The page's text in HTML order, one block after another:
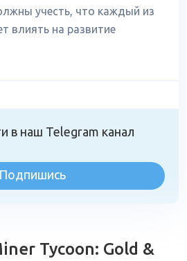
учесть, что каждый из
влиять на развитие
в наш Telegram канал
Подпишись
Tycoon: Gold &